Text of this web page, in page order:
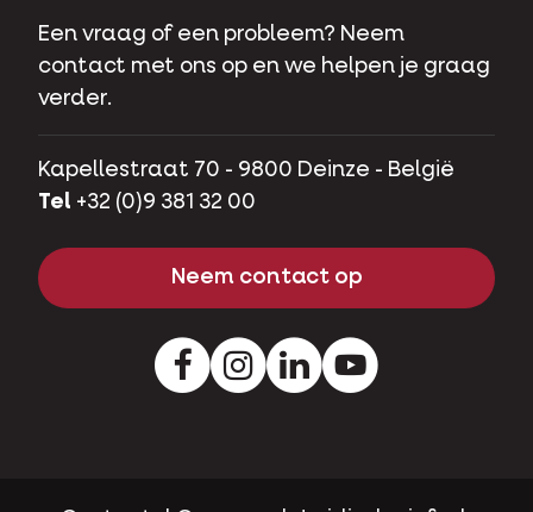
Een vraag of een probleem? Neem
contact met ons op en we helpen je graag
verder.
Kapellestraat 70 - 9800 Deinze - België
Tel +32 (0)9 381 32 00
Neem contact op
FacebookInstagram
LinkedInYoutube